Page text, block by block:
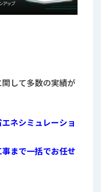
して多数の実績が
ネシミュレーショ
まで一括でお任せ